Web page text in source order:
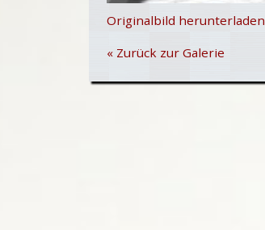
Originalbild herunterladen
« Zurück zur Galerie